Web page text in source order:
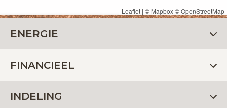
Leaflet | © Mapbox©OpenStreetMap
ENERGIE
FINANCIEEL
INDELING